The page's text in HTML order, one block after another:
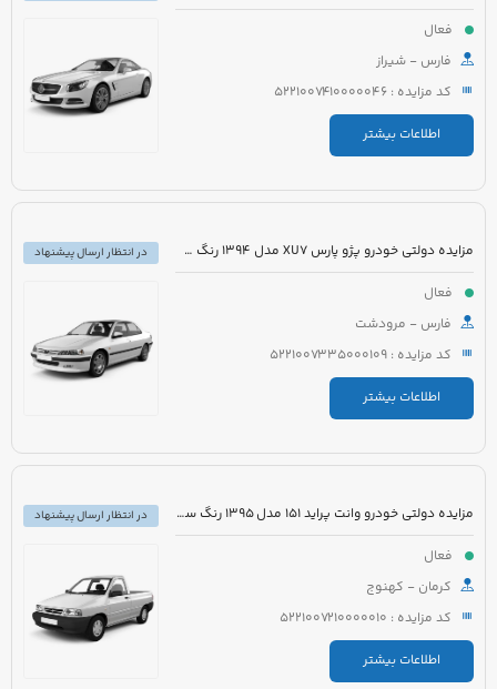
فعال
فارس - شیراز
کد مزایده : 5221007410000046
اطلاعات بیشتر
مزایده دولتی خودرو پژو پارس XU7 مدل 1394 رنگ سفید روغنی
فعال
فارس - مرودشت
کد مزایده : 5221007335000109
اطلاعات بیشتر
در انتظار ارسال پیشنهاد
مزایده دولتی خودرو وانت پراید 151 مدل 1395 رنگ سفید
فعال
کرمان - کهنوج
کد مزایده : 5221007210000010
اطلاعات بیشتر
در انتظار ارسال پیشنهاد